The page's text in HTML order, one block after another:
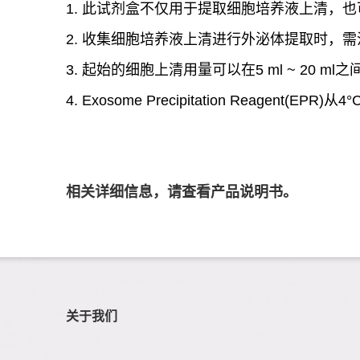
1. 此试剂盒不仅用于提取细胞培养液上清，
2. 收集细胞培养液上清进行外泌体提取时，
3. 起始的细胞上清用量可以在5 ml ~ 20 ml 之
4. Exosome Precipitation Reagent(EPR)从
相关详细信息，请查看产品说明书。
关于我们